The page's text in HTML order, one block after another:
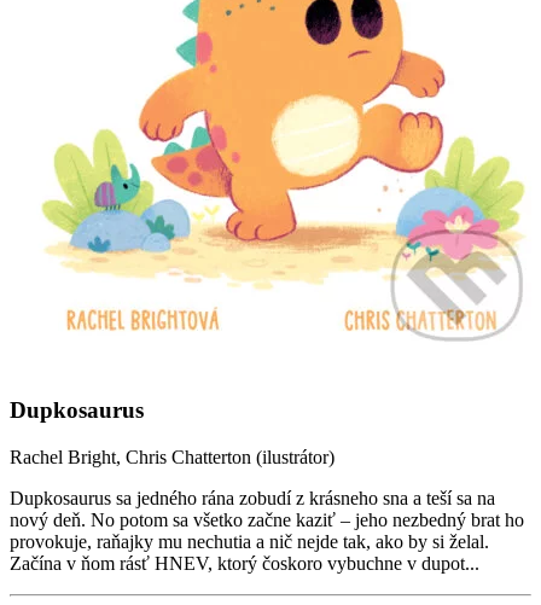
Dupkosaurus
Rachel Bright, Chris Chatterton (ilustrátor)
Dupkosaurus sa jedného rána zobudí z krásneho sna a teší sa na
nový deň. No potom sa všetko začne kaziť – jeho nezbedný brat ho
provokuje, raňajky mu nechutia a nič nejde tak, ako by si želal.
Začína v ňom rásť HNEV, ktorý čoskoro vybuchne v dupot...